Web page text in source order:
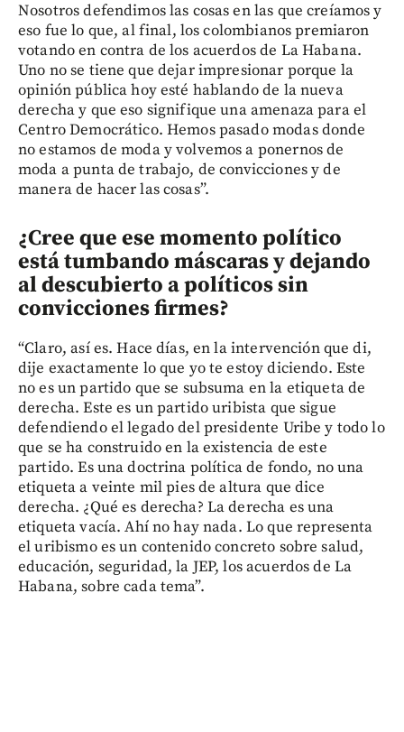
Nosotros defendimos las cosas en las que creíamos y
eso fue lo que, al final, los colombianos premiaron
votando en contra de los acuerdos de La Habana.
Uno no se tiene que dejar impresionar porque la
opinión pública hoy esté hablando de la nueva
derecha y que eso signifique una amenaza para el
Centro Democrático. Hemos pasado modas donde
no estamos de moda y volvemos a ponernos de
moda a punta de trabajo, de convicciones y de
manera de hacer las cosas”.
¿Cree que ese momento político
está tumbando máscaras y dejando
al descubierto a políticos sin
convicciones firmes?
“Claro, así es. Hace días, en la intervención que di,
dije exactamente lo que yo te estoy diciendo. Este
no es un partido que se subsuma en la etiqueta de
derecha. Este es un partido uribista que sigue
defendiendo el legado del presidente Uribe y todo lo
que se ha construido en la existencia de este
partido. Es una doctrina política de fondo, no una
etiqueta a veinte mil pies de altura que dice
derecha. ¿Qué es derecha? La derecha es una
etiqueta vacía. Ahí no hay nada. Lo que representa
el uribismo es un contenido concreto sobre salud,
educación, seguridad, la JEP, los acuerdos de La
Habana, sobre cada tema”.